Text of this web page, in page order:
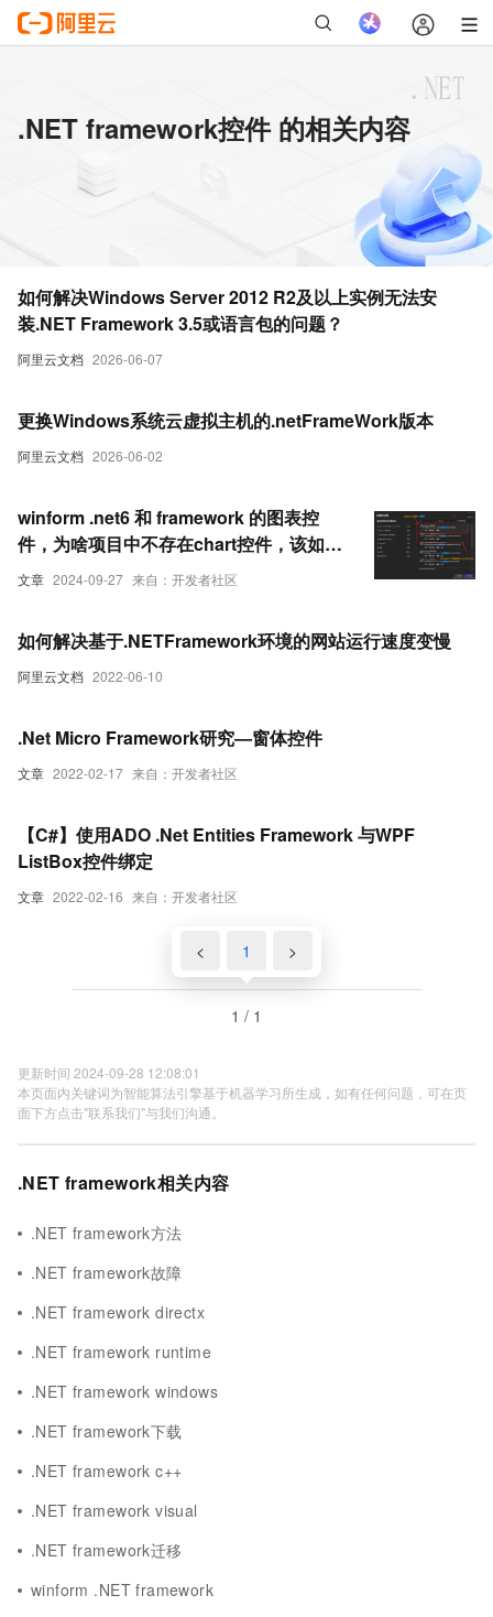
.NET framework控件 的相关内容
阿里云文档 2026-06-07
如何解决Windows Server 2012 R2及以上实例无法安
装.NET Framework 3.5或语言包的问题？
阿里云文档 2026-06-02
更换Windows系统云虚拟主机的.netFrameWork版本
文章 2024-09-27 来自：开发者社区
winform .net6 和 framework 的图表控
件，为啥项目中不存在chart控件，该如何
解决？
阿里云文档 2022-06-10
如何解决基于.NETFramework环境的网站运行速度变慢
文章 2022-02-17 来自：开发者社区
.Net Micro Framework研究—窗体控件
文章 2022-02-16 来自：开发者社区
【C#】使用ADO .Net Entities Framework 与WPF
ListBox控件绑定
< 1 >
1 / 1
更新时间 2024-09-28 12:08:01
本页面内关键词为智能算法引擎基于机器学习所生成，如有任何问题，可在页
面下方点击"联系我们"与我们沟通。
.NET framework相关内容
.NET framework方法
.NET framework故障
.NET framework directx
.NET framework runtime
.NET framework windows
.NET framework下载
.NET framework c++
.NET framework visual
.NET framework迁移
winform .NET framework